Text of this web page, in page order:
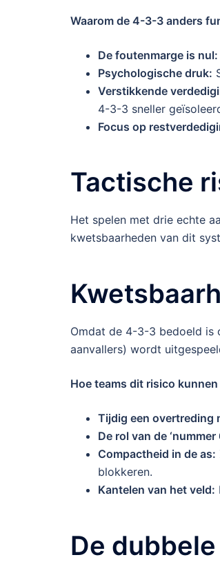
Waarom de 4-3-3 anders
De foutenmarge is nul:
Psychologische druk:
Verstikkende
4-3-3 sneller
Focus op
Tactische
Het spelen met drie echte
kwetsbaarheden van dit
Omdat de 4-3-3 bedoeld is
aanvallers) wordt
Hoe teams dit risico
Tijdig een overtreding
De rol van de
Compactheid in de as:
blokkeren.
Kantelen van het veld:
De